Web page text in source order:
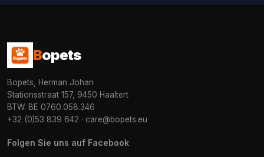
Bopets
Bopets, Herman Johan
Stationsstraat 157, 9450 Haaltert
BTW: BE 0760.058.346
+32 (0)53 839 642 · care@bopets.eu
Folgen Sie uns auf Facebook